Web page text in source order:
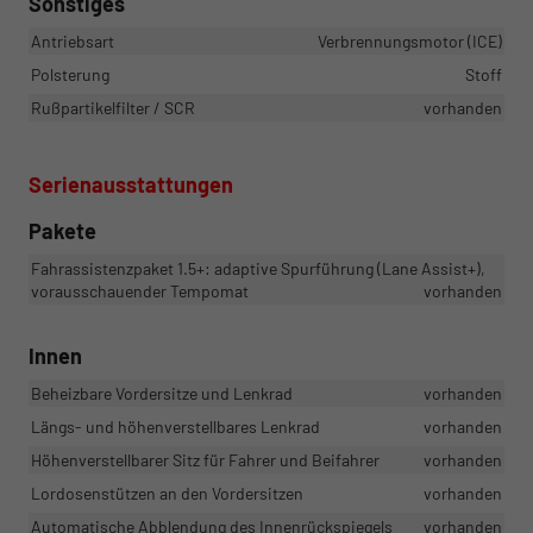
Antriebsart
Verbrennungsmotor (ICE)
Polsterung
Stoff
Rußpartikelfilter / SCR
vorhanden
Serienausstattungen
Pakete
Fahrassistenzpaket 1.5+: adaptive Spurführung (Lane Assist+),
vorausschauender Tempomat
vorhanden
Innen
Beheizbare Vordersitze und Lenkrad
vorhanden
Längs- und höhenverstellbares Lenkrad
vorhanden
Höhenverstellbarer Sitz für Fahrer und Beifahrer
vorhanden
Lordosenstützen an den Vordersitzen
vorhanden
Automatische Abblendung des Innenrückspiegels
vorhanden